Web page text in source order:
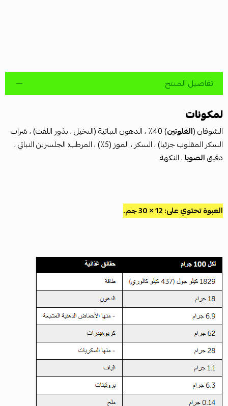
تفاصيل المنتج
لمكونات
الشوفان (الغلوتين
) 40٪ ، الدهون النباتية (النخيل ، بذور اللفت) ، شراب
السكر المقلوب جزئيا) ، السكر ، الموز (5٪) ، المرطب: الجلسرين النباتي ،
دقيقالصويا ، النكهة.
العبوة تحتوي على: 12 × 30 جم.